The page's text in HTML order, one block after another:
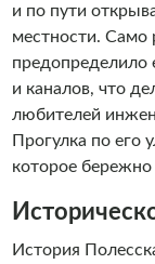
и по пути
местности. Само
предопределило
и каналов, что
любителей
Прогулка по его
которое бережно
История